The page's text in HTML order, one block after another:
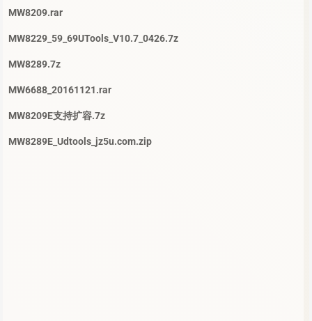
MW8209.rar
MW8229_59_69UTools_V10.7_0426.7z
MW8289.7z
MW6688_20161121.rar
MW8209E支持扩容.7z
MW8289E_Udtools_jz5u.com.zip